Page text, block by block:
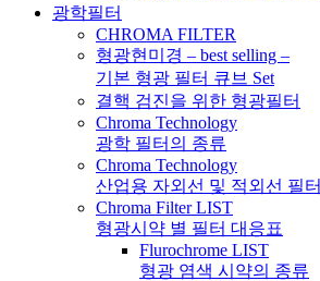
광학필터
CHROMA FILTER
형광현미경 – best selling –
기본 형광 필터 큐브 Set
결핵 검진을 위한 형광필터
Chroma Technology
광학 필터의 종류
Chroma Technology
산업용 자외선 및 적외선 필터
Chroma Filter LIST
형광시약 별 필터 대응표
Flurochrome LIST
형광 염색 시약의 종류